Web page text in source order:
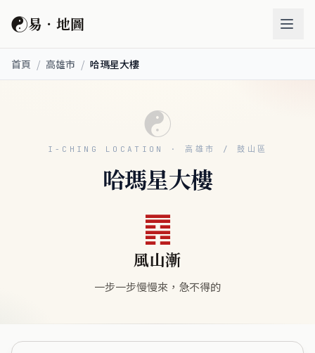
☯易．地圖
首頁 / 高雄市 / 哈瑪星大樓
☯
I-CHING LOCATION · 高雄市 / 鼓山區
哈瑪星大樓
䷴
風山漸
一步一步慢慢來，急不得的